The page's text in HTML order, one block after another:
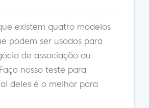
existem quatro modelos
podem ser usados para
de associação ou
nosso teste para
deles é o melhor para